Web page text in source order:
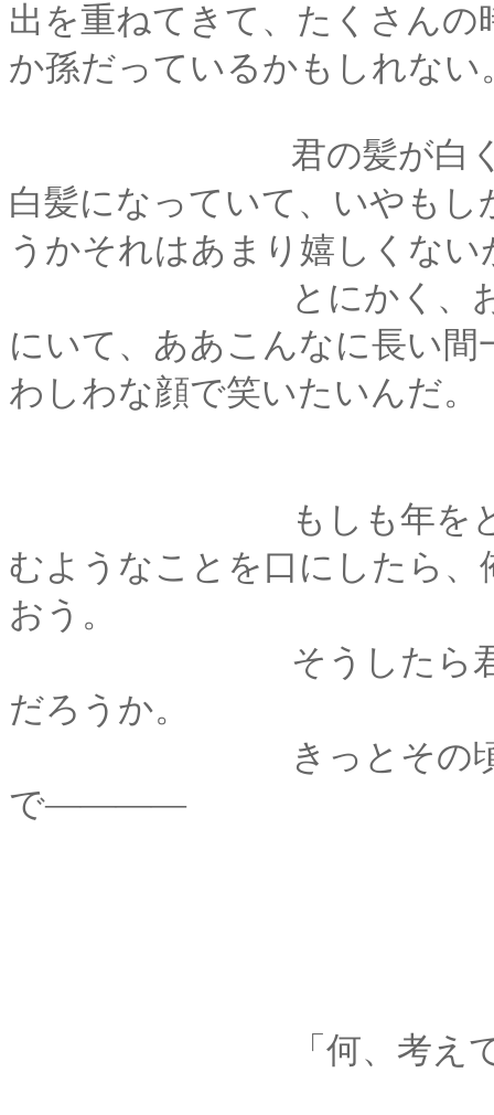
出を重ねてきて、たくさん
か孫だっているかもしれない
君の髪が白くなった
白髪になっていて、いやも
うかそれはあまり嬉しくない
とにかく、お互いそ
にいて、ああこんなに長い
わしわな顔で笑いたいんだ。
もしも年をとった君
むようなことを口にしたら
おう。
そうしたら君は、ど
だろうか。
きっとその頃の君も
で――――
「何、考えてる